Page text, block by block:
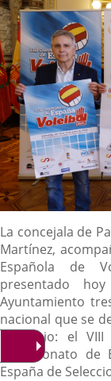
Descripción
La concejala de
Martínez,
Española de
presentado
Ayuntamiento
nacional que se
de junio: el VIII
Campeonato
España de